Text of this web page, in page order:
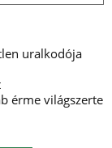
uralkodója
érme világszerte